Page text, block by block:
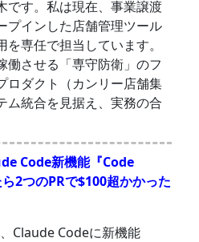
です。私は現在、事業譲渡
プインした店舗管理ツール
を専任で担当しています。
働させる「専守防衛」のフ
ロダクト（カンリー店舗集
ム統合を見据え、実務の合
Code新機能『Code
2つのPRで$100超かかった
Claude Codeに新機能